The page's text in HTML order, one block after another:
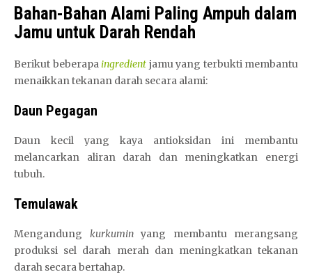
Bahan-Bahan Alami Paling Ampuh dalam
Jamu untuk Darah Rendah
Berikut beberapa ingredient jamu yang terbukti membantu
menaikkan tekanan darah secara alami:
Daun Pegagan
Daun kecil yang kaya antioksidan ini membantu
melancarkan aliran darah dan meningkatkan energi
tubuh.
Temulawak
Mengandung kurkuminyang membantu merangsang
produksi sel darah merah dan meningkatkan tekanan
darah secara bertahap.